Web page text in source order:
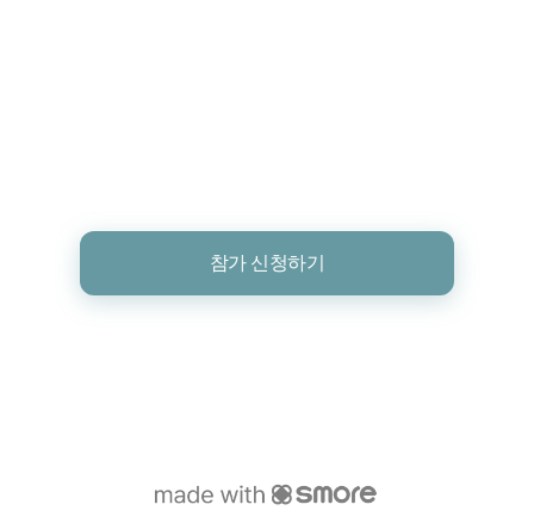
참가 신청하기